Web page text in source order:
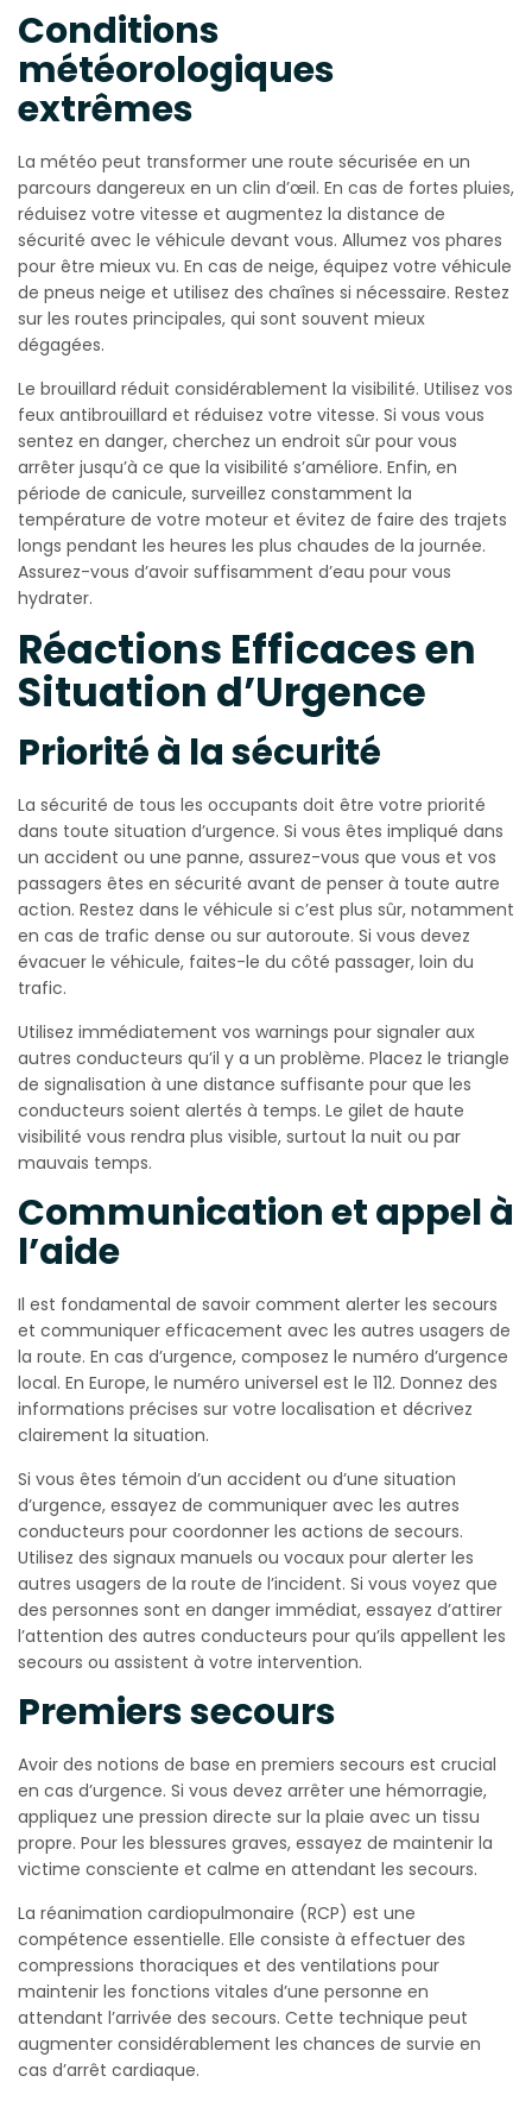
Conditions
météorologiques
extrêmes
La météo peut transformer une route sécurisée en un
parcours dangereux en un clin d’œil. En cas de fortes pluies,
réduisez votre vitesse et augmentez la distance de
sécurité avec le véhicule devant vous. Allumez vos phares
pour être mieux vu. En cas de neige, équipez votre véhicule
de pneus neige et utilisez des chaînes si nécessaire. Restez
sur les routes principales, qui sont souvent mieux
dégagées.
Le brouillard réduit considérablement la visibilité. Utilisez vos
feux antibrouillard et réduisez votre vitesse. Si vous vous
sentez en danger, cherchez un endroit sûr pour vous
arrêter jusqu’à ce que la visibilité s’améliore. Enfin, en
période de canicule, surveillez constamment la
température de votre moteur et évitez de faire des trajets
longs pendant les heures les plus chaudes de la journée.
Assurez-vous d’avoir suffisamment d’eau pour vous
hydrater.
Réactions Efficaces en
Situation d’Urgence
Priorité à la sécurité
La sécurité de tous les occupants doit être votre priorité
dans toute situation d’urgence. Si vous êtes impliqué dans
un accident ou une panne, assurez-vous que vous et vos
passagers êtes en sécurité avant de penser à toute autre
action. Restez dans le véhicule si c’est plus sûr, notamment
en cas de trafic dense ou sur autoroute. Si vous devez
évacuer le véhicule, faites-le du côté passager, loin du
trafic.
Utilisez immédiatement vos warnings pour signaler aux
autres conducteurs qu’il y a un problème. Placez le triangle
de signalisation à une distance suffisante pour que les
conducteurs soient alertés à temps. Le gilet de haute
visibilité vous rendra plus visible, surtout la nuit ou par
mauvais temps.
Communication et appel à
l’aide
Il est fondamental de savoir comment alerter les secours
et communiquer efficacement avec les autres usagers de
la route. En cas d’urgence, composez le numéro d’urgence
local. En Europe, le numéro universel est le 112. Donnez des
informations précises sur votre localisation et décrivez
clairement la situation.
Si vous êtes témoin d’un accident ou d’une situation
d’urgence, essayez de communiquer avec les autres
conducteurs pour coordonner les actions de secours.
Utilisez des signaux manuels ou vocaux pour alerter les
autres usagers de la route de l’incident. Si vous voyez que
des personnes sont en danger immédiat, essayez d’attirer
l’attention des autres conducteurs pour qu’ils appellent les
secours ou assistent à votre intervention.
Premiers secours
Avoir des notions de base en premiers secours est crucial
en cas d’urgence. Si vous devez arrêter une hémorragie,
appliquez une pression directe sur la plaie avec un tissu
propre. Pour les blessures graves, essayez de maintenir la
victime consciente et calme en attendant les secours.
La réanimation cardiopulmonaire (RCP) est une
compétence essentielle. Elle consiste à effectuer des
compressions thoraciques et des ventilations pour
maintenir les fonctions vitales d’une personne en
attendant l’arrivée des secours. Cette technique peut
augmenter considérablement les chances de survie en
cas d’arrêt cardiaque.